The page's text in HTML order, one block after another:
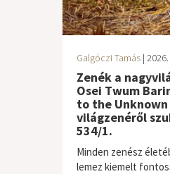
Galgóczi Tamás |
Zenék a
Osei Twum
to the Unknown
világzenéről
534/1.
Minden zenész
lemez kiemelt